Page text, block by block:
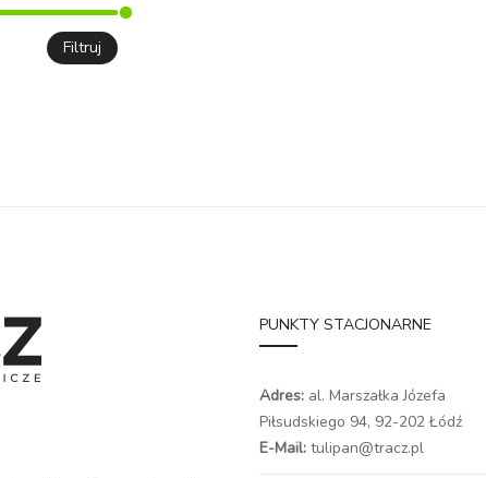
Filtruj
PUNKTY STACJONARNE
Adres: al. Marszałka Józefa
Piłsudskiego 94, 92-202 Łódź
E-Mail: tulipan@tracz.pl